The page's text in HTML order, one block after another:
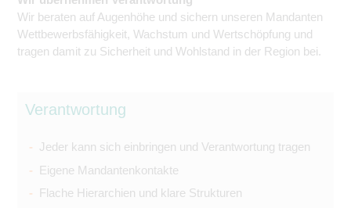
Wir beraten auf Augenhöhe und sichern unseren Mandanten
Wettbewerbsfähigkeit, Wachstum und Wertschöpfung und
tragen damit zu Sicherheit und Wohlstand in der Region bei.
Verantwortung
Jeder kann sich einbringen und Verantwortung tragen
Eigene Mandantenkontakte
Flache Hierarchien und klare Strukturen